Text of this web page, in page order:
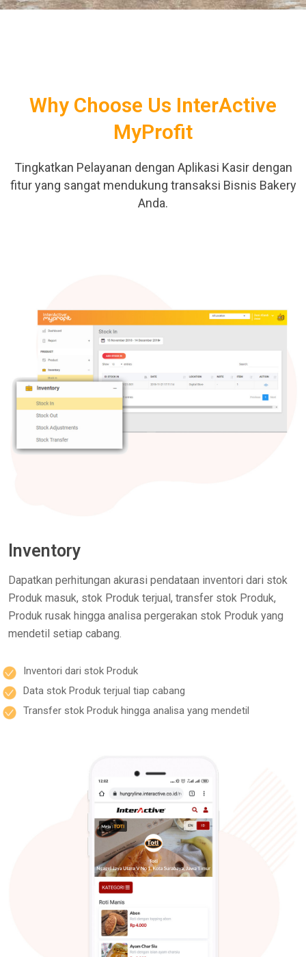
Why Choose Us InterActive
MyProfit
Tingkatkan Pelayanan dengan Aplikasi Kasir dengan
fitur yang sangat mendukung transaksi Bisnis Bakery
Anda.
Inventory
Dapatkan perhitungan akurasi pendataan inventori dari stok
Produk masuk, stok Produk terjual, transfer stok Produk,
Produk rusak hingga analisa pergerakan stok Produk yang
mendetil setiap cabang.
Inventori dari stok Produk
Data stok Produk terjual tiap cabang
Transfer stok Produk hingga analisa yang mendetil